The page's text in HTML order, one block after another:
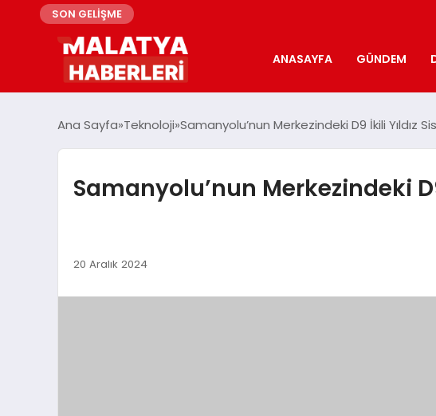
SON GELİŞME
ANASAYFA GÜNDEM
Ana Sayfa Teknoloji Samanyolu’nun Merkezindeki D9 İkili Yıldız
Samanyolu’nun Merkezindeki
20 Aralık 2024